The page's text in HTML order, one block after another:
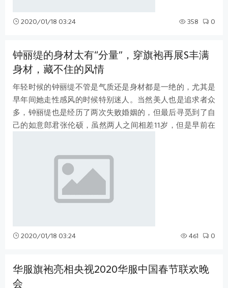
2020/01/18 03:24 358 0
钟丽缇的身材太有“分量”，穿旗袍再展S丰满
身材，藏不住的风情
年轻时候的钟丽缇不管是气质还是身材都是一绝的，尤其是
早年间她走性感风的时候特别迷人。当然美人也是追求者众
多，钟丽缇也是经历了两次失败婚姻的，但最后寻觅到了自
己的如意郎君张伦硕，虽然两人之间相差11岁，但是早前在
2020/01/18 03:24 461 0
华服旗袍亮相央视2020华服中国春节联欢晚
会